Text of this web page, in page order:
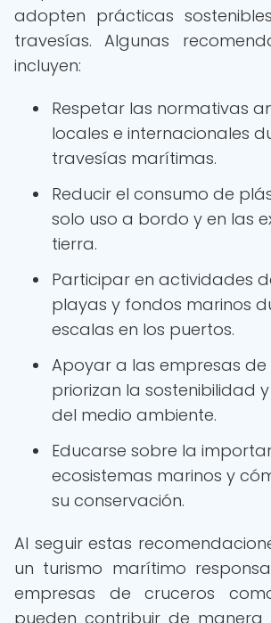
adopten prácticas
travesías. Algunas
incluyen:
Respetar las normativas
locales e internacionales
travesías marítimas.
Reducir el consumo de
solo uso a bordo y en las
tierra.
Participar en actividades
playas y fondos marinos
escalas en los puertos.
Apoyar a las empresas
priorizan la sostenibilidad
del medio ambiente.
Educarse sobre la
ecosistemas marinos y
su conservación.
Al seguir estas
un turismo marítimo
empresas de cruceros
pueden contribuir de manera